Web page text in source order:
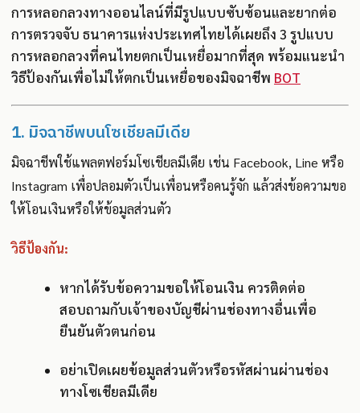
การหลอกลวงทางออนไลน์ที่มีรูปแบบซับซ้อนและยากต่อ
การตรวจจับ ธนาคารแห่งประเทศไทยได้เผยถึง 3 รูปแบบ
การหลอกลวงที่คนไทยตกเป็นเหยื่อมากที่สุด พร้อมแนะนำ
วิธีป้องกันเพื่อไม่ให้ตกเป็นเหยื่อของมิจฉาชีพ BOT
1. มิจฉาชีพบนโซเชียลมีเดีย
มิจฉาชีพใช้แพลตฟอร์มโซเชียลมีเดีย เช่น Facebook, Line หรือ
Instagram เพื่อปลอมตัวเป็นเพื่อนหรือคนรู้จัก แล้วส่งข้อความขอ
ให้โอนเงินหรือให้ข้อมูลส่วนตัว
วิธีป้องกัน:
หากได้รับข้อความขอให้โอนเงิน ควรติดต่อ
สอบถามกับเจ้าของบัญชีผ่านช่องทางอื่นเพื่อ
ยืนยันตัวตนก่อน
อย่าเปิดเผยข้อมูลส่วนตัวหรือรหัสผ่านผ่านช่อง
ทางโซเชียลมีเดีย